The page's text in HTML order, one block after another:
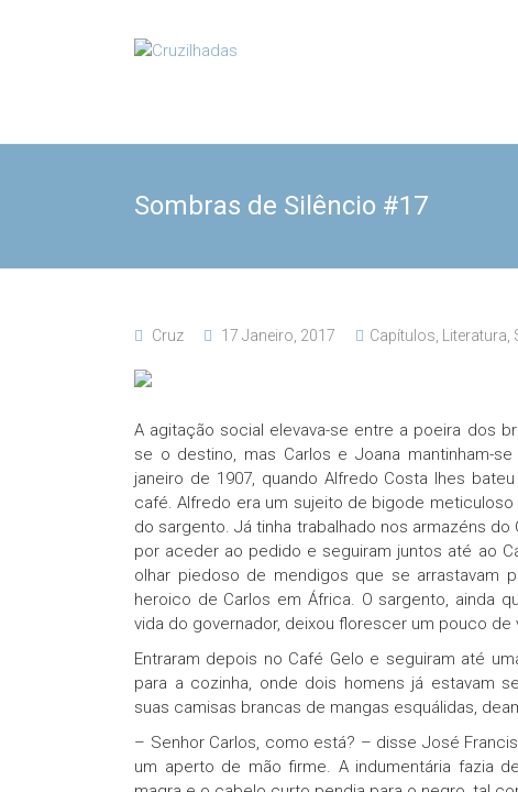
Cruzilhadas
Sombras de Silêncio #17
Cruz 17 Janeiro, 2017 Capítulos Literatura
A agitação social elevava-se entre a poeira dos
se o destino, mas Carlos e Joana mantinham-
janeiro de 1907, quando Alfredo Costa lhes
café. Alfredo era um sujeito de bigode
do sargento. Já tinha trabalhado nos armazéns
por aceder ao pedido e seguiram juntos até ao
olhar piedoso de mendigos que se arrastavam
heroico de Carlos em África. O sargento, ainda
vida do governador, deixou florescer um pouco
Entraram depois no Café Gelo e seguiram até
para a cozinha, onde dois homens já estavam
suas camisas brancas de mangas esquálidas,
– Senhor Carlos, como está? – disse José
um aperto de mão firme. A indumentária fazia